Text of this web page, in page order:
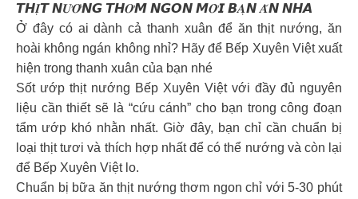
𝙏𝙃𝑰̣𝙏 𝙉𝑼̛𝑶̛́𝙉𝙂 𝙏𝙃𝑶̛𝙈 𝙉𝙂𝙊𝙉 𝙈𝑶̛̀𝙄 𝘽𝑨̣𝙉 𝑨̆𝙉 𝙉𝙃𝘼
Ở đây có ai dành cả thanh xuân để ăn thịt nướng, ăn
hoài không ngán không nhỉ? Hãy để Bếp Xuyên Việt xuất
hiện trong thanh xuân của bạn nhé
Sốt ướp thịt nướng Bếp Xuyên Việt với đầy đủ nguyên
liệu cần thiết sẽ là “cứu cánh” cho bạn trong công đoạn
tẩm ướp khó nhằn nhất. Giờ đây, bạn chỉ cần chuẩn bị
loại thịt tươi và thích hợp nhất để có thể nướng và còn lại
để Bếp Xuyên Việt lo.
Chuẩn bị bữa ăn thịt nướng thơm ngon chỉ với 5-30 phút